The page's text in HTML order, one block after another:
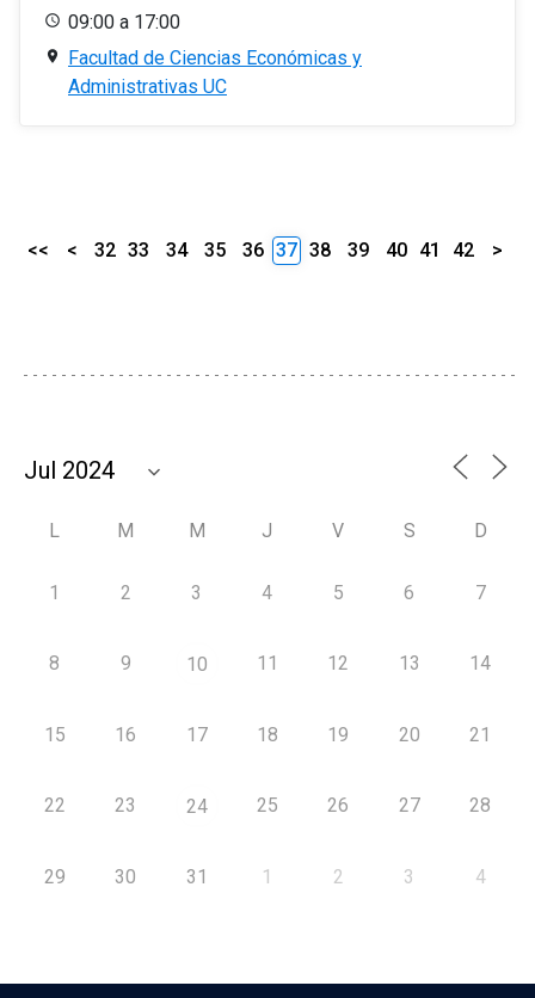
09:00 a 17:00
Facultad de Ciencias Económicas y
Administrativas UC
<< < 32 33 34 35 36 37 38 39 40 41 42 >
L M M J V S D
1 2 3 4 5 6 7
8 9 10 11 12 13 14
15 16 17 18 19 20 21
22 23 24 25 26 27 28
29 30 31 1 2 3 4